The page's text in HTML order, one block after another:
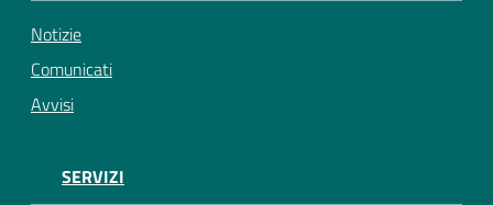
Notizie
Comunicati
Avvisi
SERVIZI